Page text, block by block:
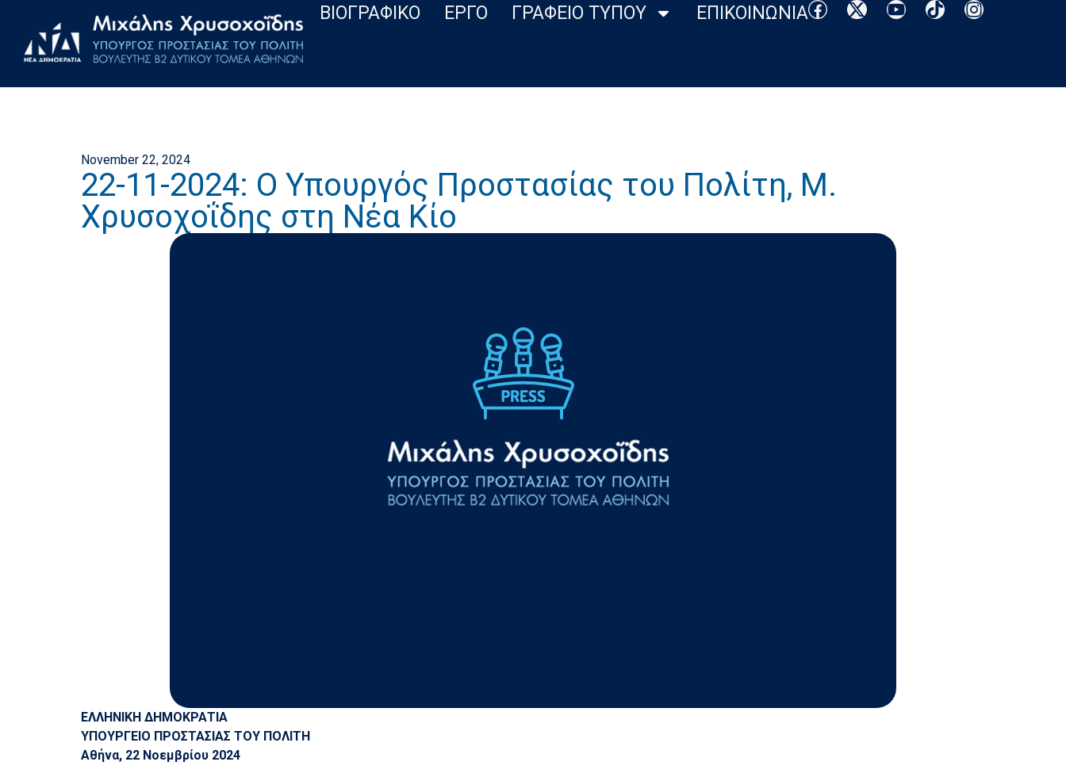
ΒΙΟΓΡΑΦΙΚΟ ΕΡΓΟ ΓΡΑΦΕΙΟ ΤΥΠΟΥ ΕΠΙΚΟΙΝΩΝΙΑ
November 22, 2024
22-11-2024: Ο Υπουργός Προστασίας του Πολίτη, Μ.
Χρυσοχοΐδης στη Νέα Κίο
ΕΛΛΗΝΙΚΗ ΔΗΜΟΚΡΑΤΙΑ
ΥΠΟΥΡΓΕΙΟ ΠΡΟΣΤΑΣΙΑΣ ΤΟΥ ΠΟΛΙΤΗ
Αθήνα, 22 Νοεμβρίου 2024